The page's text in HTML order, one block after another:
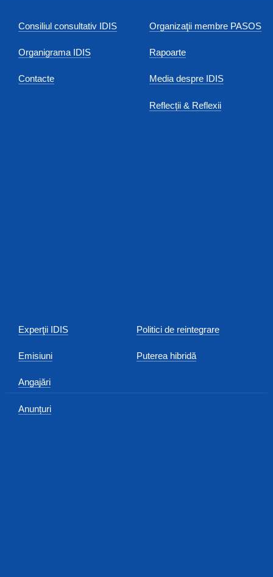
Consiliul consultativ IDIS
Organigrama IDIS
Contacte
Organizaţii membre PASOS
Rapoarte
Media despre IDIS
Reflecții & Reflexii
Experţii IDIS
Emisiuni
Angajări
Anunțuri
Politici de reintegrare
Puterea hibridă